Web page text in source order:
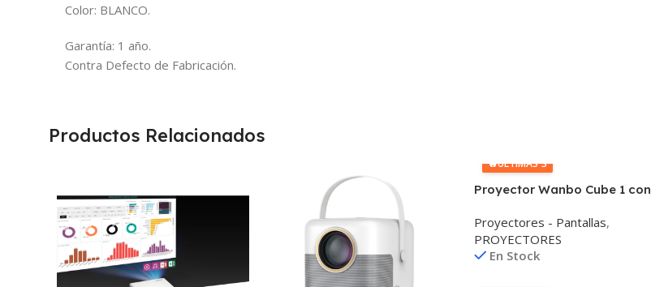
Color: BLANCO.
Garantía: 1 año.
Contra Defecto de Fabricación.
Productos Relacionados
🔥ÚLTIMAS 3
Proyector Wanbo Cube 1 con
Proyectores - Pantallas,
PROYECTORES
En Stock